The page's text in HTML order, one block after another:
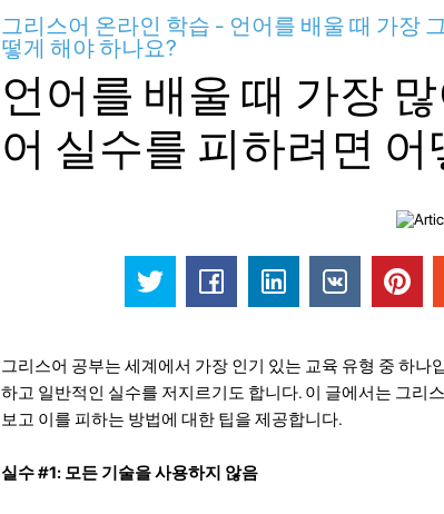
그리스어 온라인 학습 - 언어를 배울 때 가장
떻게 해야 하나요?
언어를 배울 때 가장
어 실수를 피하려면
그리스어 공부는 세계에서 가장 인기 있는 교육 유형 중 하
하고 일반적인 실수를 저지르기도 합니다. 이 글에서는 그리
보고 이를 피하는 방법에 대한 팁을 제공합니다.
실수 #1: 모든 기술을 사용하지 않음